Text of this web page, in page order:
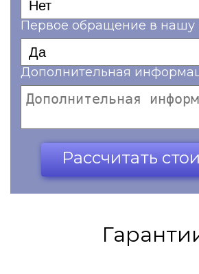
Первое обращение в нашу
Дополнительная
Рассчитать
Ваш телефон*